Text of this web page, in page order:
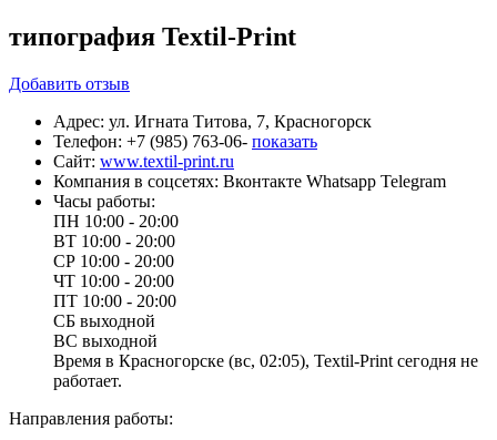
типография Textil-Print
Добавить отзыв
Адрес: ул. Игната Титова, 7, Красногорск
Телефон: +7 (985) 763-06- показать
Сайт: www.textil-print.ru
Компания в соцсетях: Вконтакте Whatsapp Telegram
Часы работы:
ПН 10:00 - 20:00
ВТ 10:00 - 20:00
СР 10:00 - 20:00
ЧТ 10:00 - 20:00
ПТ 10:00 - 20:00
СБ выходной
ВС выходной
Время в Красногорске (вс, 02:05), Textil-Print сегодня не
работает.
Направления работы: